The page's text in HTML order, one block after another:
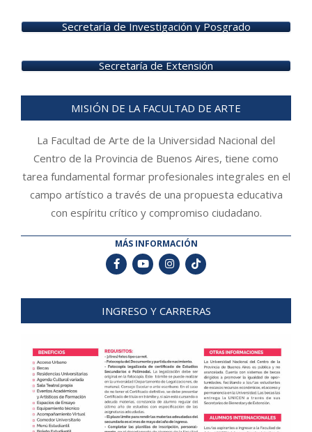
Secretaría de Investigación y Posgrado
Secretaría de Extensión
MISIÓN DE LA FACULTAD DE ARTE
La Facultad de Arte de la Universidad Nacional del
Centro de la Provincia de Buenos Aires, tiene como
tarea fundamental formar profesionales integrales en el
campo artístico a través de una propuesta educativa
con espíritu crítico y compromiso ciudadano.
MÁS INFORMACIÓN
INGRESO Y CARRERAS